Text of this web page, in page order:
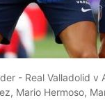
- Real Valladolid
Mario Hermoso,